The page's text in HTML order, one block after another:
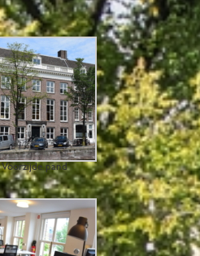
Voorzijde pand